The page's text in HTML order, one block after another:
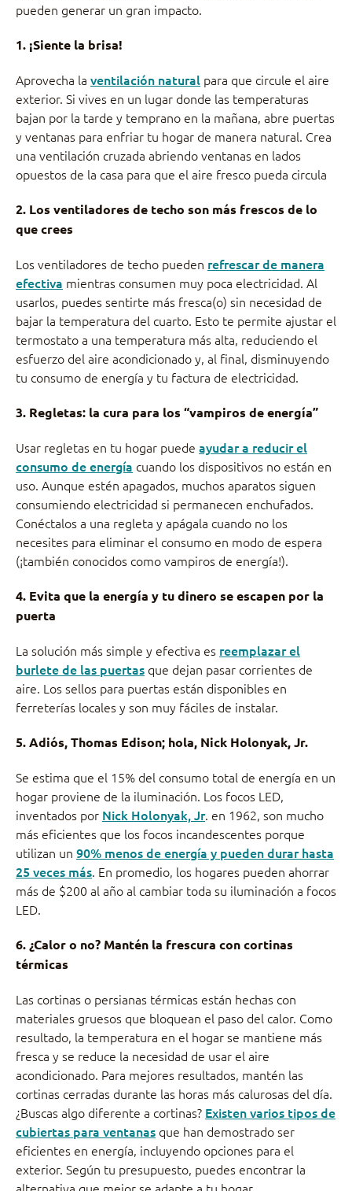
pueden generar un gran impacto.
1. ¡Siente la brisa!
Aprovecha la ventilación natural para que circule el aire
exterior. Si vives en un lugar donde las temperaturas
bajan por la tarde y temprano en la mañana, abre puertas
y ventanas para enfriar tu hogar de manera natural. Crea
una ventilación cruzada abriendo ventanas en lados
opuestos de la casa para que el aire fresco pueda circula
2. Los ventiladores de techo son más frescos de lo
que crees
Los ventiladores de techo pueden refrescar de manera
efectiva mientras consumen muy poca electricidad. Al
usarlos, puedes sentirte más fresca(o) sin necesidad de
bajar la temperatura del cuarto. Esto te permite ajustar el
termostato a una temperatura más alta, reduciendo el
esfuerzo del aire acondicionado y, al final, disminuyendo
tu consumo de energía y tu factura de electricidad.
3. Regletas: la cura para los “vampiros de energía”
Usar regletas en tu hogar puede ayudar a reducir el
consumo de energía cuando los dispositivos no están en
uso. Aunque estén apagados, muchos aparatos siguen
consumiendo electricidad si permanecen enchufados.
Conéctalos a una regleta y apágala cuando no los
necesites para eliminar el consumo en modo de espera
(¡también conocidos como vampiros de energía!).
4. Evita que la energía y tu dinero se escapen por la
puerta
La solución más simple y efectiva es reemplazar el
burlete de las puertas que dejan pasar corrientes de
aire. Los sellos para puertas están disponibles en
ferreterías locales y son muy fáciles de instalar.
5. Adiós, Thomas Edison; hola, Nick Holonyak, Jr.
Se estima que el 15% del consumo total de energía en un
hogar proviene de la iluminación. Los focos LED,
inventados por Nick Holonyak, Jr. en 1962, son mucho
más eficientes que los focos incandescentes porque
utilizan un 90% menos de energía y pueden durar hasta
25 veces más. En promedio, los hogares pueden ahorrar
más de $200 al año al cambiar toda su iluminación a focos
LED.
6. ¿Calor o no? Mantén la frescura con cortinas
térmicas
Las cortinas o persianas térmicas están hechas con
materiales gruesos que bloquean el paso del calor. Como
resultado, la temperatura en el hogar se mantiene más
fresca y se reduce la necesidad de usar el aire
acondicionado. Para mejores resultados, mantén las
cortinas cerradas durante las horas más calurosas del día.
¿Buscas algo diferente a cortinas? Existen varios tipos de
cubiertas para ventanas que han demostrado ser
eficientes en energía, incluyendo opciones para el
exterior. Según tu presupuesto, puedes encontrar la